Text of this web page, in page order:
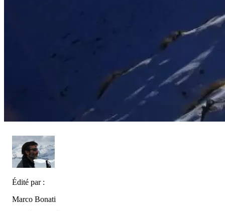
Édité par :
Marco Bonati